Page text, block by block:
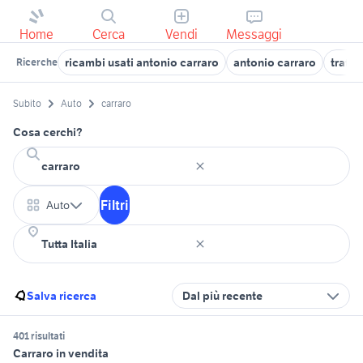
Home Cerca Vendi Messaggi
Ricerche ricambi usati antonio carraro antonio carraro
Subito Auto carraro
Cosa cerchi?
Auto Filtri
Salva ricerca Dal più recente
401 risultati
Carraro in vendita